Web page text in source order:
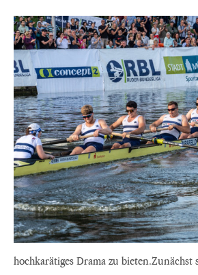
hochkarätiges Drama zu bieten.Zunächst